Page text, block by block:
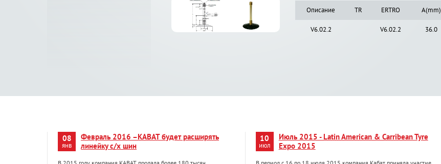
Описание TR ERTRO A(mm)
V6.02.2 V6.02.2 36.0
08
янв
Февраль 2016 –KABAT будет расширять
линейку с/х шин
10
июл
Июль 2015 - Latin American & Carribean Tyre
Expo 2015